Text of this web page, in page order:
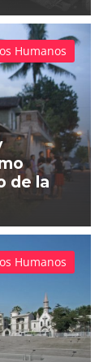
de la
Humanos
Humanos